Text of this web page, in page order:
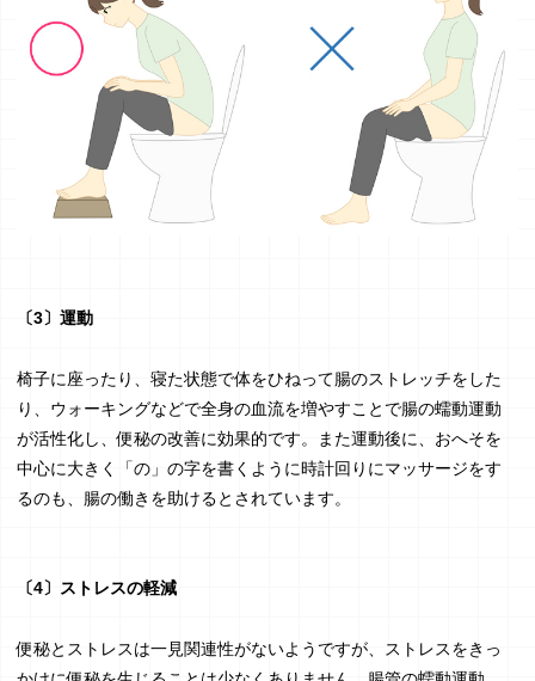
〔3〕運動
椅子に座ったり、寝た状態で体をひねって腸のストレッチをした
り、ウォーキングなどで全身の血流を増やすことで腸の蠕動運動
が活性化し、便秘の改善に効果的です。また運動後に、おへそを
中心に大きく「の」の字を書くように時計回りにマッサージをす
るのも、腸の働きを助けるとされています。
〔4〕ストレスの軽減
便秘とストレスは一見関連性がないようですが、ストレスをきっ